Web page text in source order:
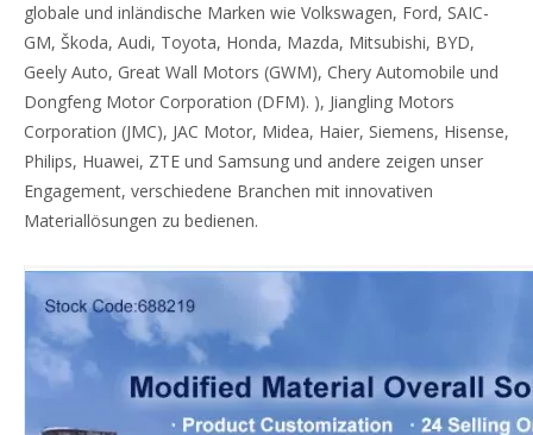
globale und inländische Marken wie Volkswagen, Ford, SAIC-
GM, Škoda, Audi, Toyota, Honda, Mazda, Mitsubishi, BYD,
Geely Auto, Great Wall Motors (GWM), Chery Automobile und
Dongfeng Motor Corporation (DFM). ), Jiangling Motors
Corporation (JMC), JAC Motor, Midea, Haier, Siemens, Hisense,
Philips, Huawei, ZTE und Samsung und andere zeigen unser
Engagement, verschiedene Branchen mit innovativen
Materiallösungen zu bedienen.